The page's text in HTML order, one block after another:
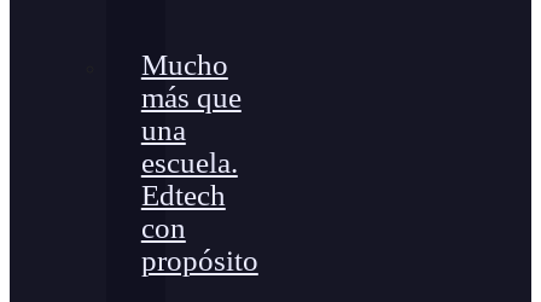
Mucho
más que
una
escuela.
Edtech
con
propósito